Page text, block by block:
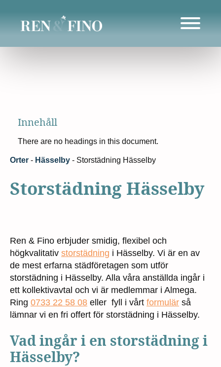
Innehåll
There are no headings in this document.
Orter - Hässelby - Storstädning Hässelby
Storstädning Hässelby
Ren & Fino erbjuder smidig, flexibel och
högkvalitativ storstädning i Hässelby. Vi är en av
de mest erfarna städföretagen som utför
storstädning i Hässelby. Alla våra anställda ingår i
ett kollektivavtal och vi är medlemmar i Almega.
Ring 0733 22 58 08 eller fyll i vårt formulär så
lämnar vi en fri offert för storstädning i Hässelby.
Vad ingår i en storstädning i
Hässelby?